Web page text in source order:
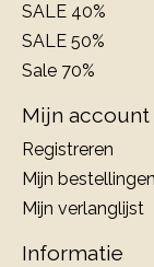
SALE 40%
SALE 50%
Sale 70%
Mijn account
Registreren
Mijn bestellingen
Mijn verlanglijst
Informatie